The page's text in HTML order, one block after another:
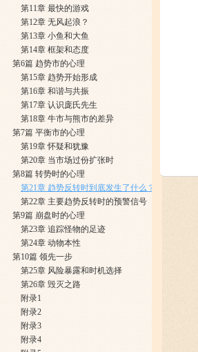
第11章 最快的游戏
第12章 无风起浪？
第13章 小鱼和大鱼
​第14章 框架和态度
第6篇 趋势市的心理
第15章 趋势开始形成
第16章 和谐与共振
第17章 认识庞氏先生
第18章 牛市与熊市的差异
第7篇 平衡市的心理
​第19章 怀疑和犹豫
第20章 当市场过份扩张时
第8篇 转势时的心理
第21章 趋势反转时到底发生了什么？
第22章 主要趋势反转时的预警信号
第9篇 崩盘时的心理
第23章 追踪怪物的足迹
第24章 动物本性
第10篇 领先一步
第25章 风险暴露和时机选择
第26章 毁灭之路
附录1
附录2
附录3
附录4